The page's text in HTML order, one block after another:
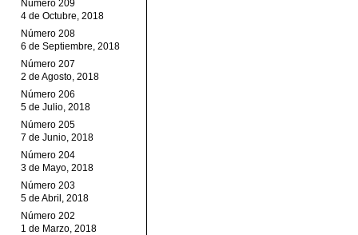
Número 209
4 de Octubre, 2018
Número 208
6 de Septiembre, 2018
Número 207
2 de Agosto, 2018
Número 206
5 de Julio, 2018
Número 205
7 de Junio, 2018
Número 204
3 de Mayo, 2018
Número 203
5 de Abril, 2018
Número 202
1 de Marzo, 2018